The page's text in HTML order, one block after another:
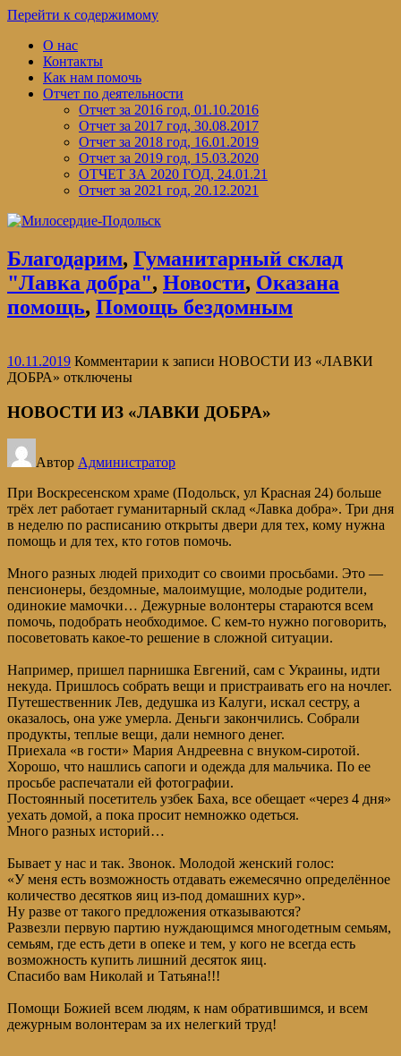
Перейти к содержимому
О нас
Контакты
Как нам помочь
Отчет по деятельности
Отчет за 2016 год, 01.10.2016
Отчет за 2017 год, 30.08.2017
Отчет за 2018 год, 16.01.2019
Отчет за 2019 год, 15.03.2020
ОТЧЕТ ЗА 2020 ГОД, 24.01.21
Отчет за 2021 год, 20.12.2021
Благодарим, Гуманитарный склад
"Лавка добра", Новости, Оказана
помощь, Помощь бездомным
10.11.2019 Комментарии к записи НОВОСТИ ИЗ «ЛАВКИ
ДОБРА» отключены
НОВОСТИ ИЗ «ЛАВКИ ДОБРА»
Автор Администратор
При Воскресенском храме (Подольск, ул Красная 24) больше
трёх лет работает гуманитарный склад «Лавка добра». Три дня
в неделю по расписанию открыты двери для тех, кому нужна
помощь и для тех, кто готов помочь.
Много разных людей приходит со своими просьбами. Это —
пенсионеры, бездомные, малоимущие, молодые родители,
одинокие мамочки… Дежурные волонтеры стараются всем
помочь, подобрать необходимое. С кем-то нужно поговорить,
посоветовать какое-то решение в сложной ситуации.
Например, пришел парнишка Евгений, сам с Украины, идти
некуда. Пришлось собрать вещи и пристраивать его на ночлег.
Путешественник Лев, дедушка из Калуги, искал сестру, а
оказалось, она уже умерла. Деньги закончились. Собрали
продукты, теплые вещи, дали немного денег.
Приехала «в гости» Мария Андреевна с внуком-сиротой.
Хорошо, что нашлись сапоги и одежда для мальчика. По ее
просьбе распечатали ей фотографии.
Постоянный посетитель узбек Баха, все обещает «через 4 дня»
уехать домой, а пока просит немножко одеться.
Много разных историй…
Бывает у нас и так. Звонок. Молодой женский голос:
«У меня есть возможность отдавать ежемесячно определённое
количество десятков яиц из-под домашних кур».
Ну разве от такого предложения отказываются?
Развезли первую партию нуждающимся многодетным семьям,
семьям, где есть дети в опеке и тем, у кого не всегда есть
возможность купить лишний десяток яиц.
Спасибо вам Николай и Татьяна!!!
Помощи Божией всем людям, к нам обратившимся, и всем
дежурным волонтерам за их нелегкий труд!